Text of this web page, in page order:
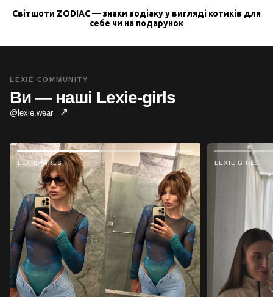
Світшоти ZODIAC — знаки зодіаку у вигляді котиків для
себе чи на подарунок
LEXIE COMMUNITY
Ви — наші Lexie-girls
@lexie.wear ↗
LEXIE GIRLS LEXIE GIRLS